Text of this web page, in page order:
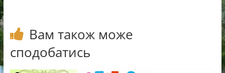
Вам також може
сподобатись